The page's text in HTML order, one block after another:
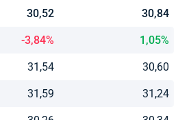
30,52 30,84
-3,84% 1,05%
31,54 30,60
31,59 31,24